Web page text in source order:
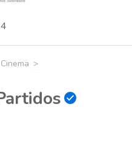
4
Cinema >